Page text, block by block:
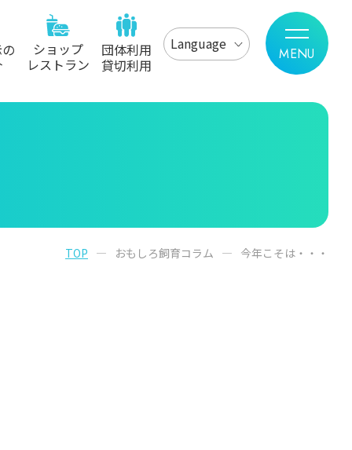
ショップ
レストラン
団体利用
貸切利用
Language
TOP おもしろ飼育コラム 今年こそは・・・